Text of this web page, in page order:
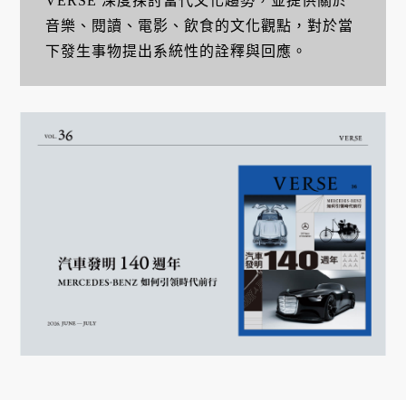
音樂、閱讀、電影、飲食的文化觀點，對於當
下發生事物提出系統性的詮釋與回應。